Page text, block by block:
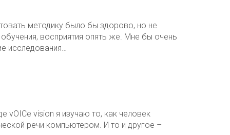
методику было бы здорово, но не
восприятия опять же. Мне бы очень
исследования…
vOICe vision я изучаю то, как человек
речи компьютером. И то и другое –